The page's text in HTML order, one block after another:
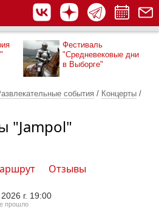
Фестиваль
"Средневековые дни
в Выборге"
события / Концерты /
"Jampol"
Отзывы
г. 19:00
прошло